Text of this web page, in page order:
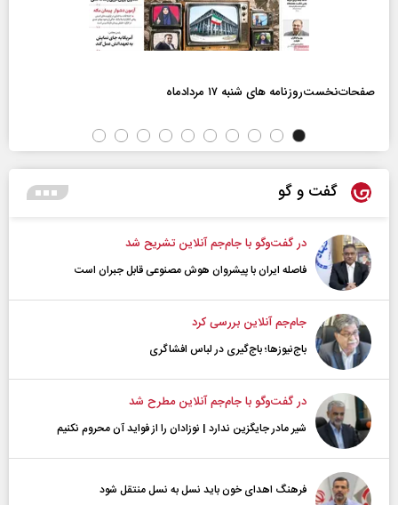
صفحات‌نخست‌روزنامه ها‌ی شنبه ۱۷ مردادماه
گفت و گو
در گفت‌و‌گو با جام‌جم آنلاین تشریح شد
فاصله ایران با پیشرو‌ان هوش مصنوعی قابل جبران است
جام‌جم آنلاین بررسی کرد
باج‌نیوزها؛ باج‌گیری در لباس افشاگری
در گفت‌و‌گو با جام‌جم آنلاین مطرح شد
شیر مادر جایگزین ندارد | نوزادان را از فواید آن محروم نکنیم
فرهنگ اهدای خون باید نسل به نسل منتقل شود